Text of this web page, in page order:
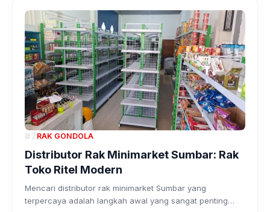
#7RAK GONDOLA
Distributor Rak Minimarket Sumbar: Rak
Toko Ritel Modern
Mencari distributor rak minimarket Sumbar yang
terpercaya adalah langkah awal yang sangat penting